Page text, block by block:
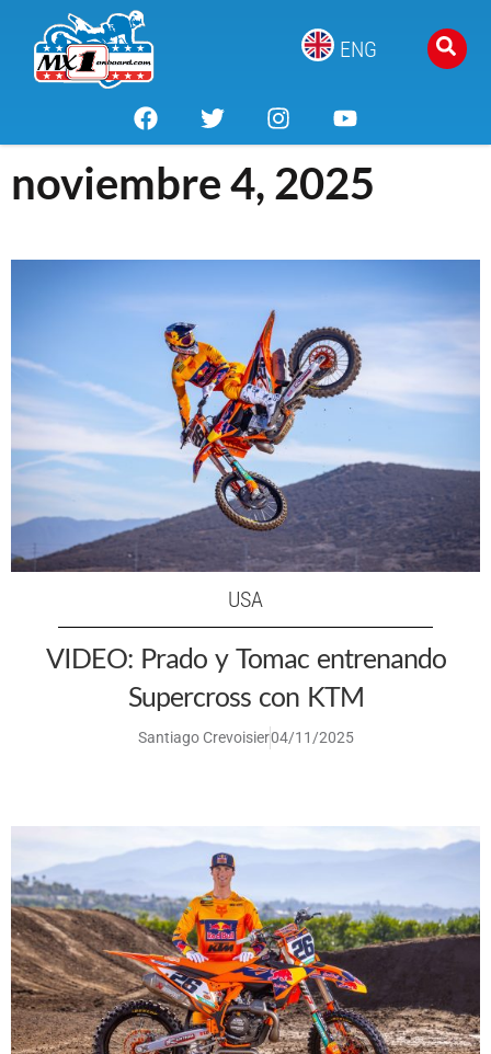
ENG
noviembre 4, 2025
USA
VIDEO: Prado y Tomac entrenando
Supercross con KTM
Santiago Crevoisier04/11/2025